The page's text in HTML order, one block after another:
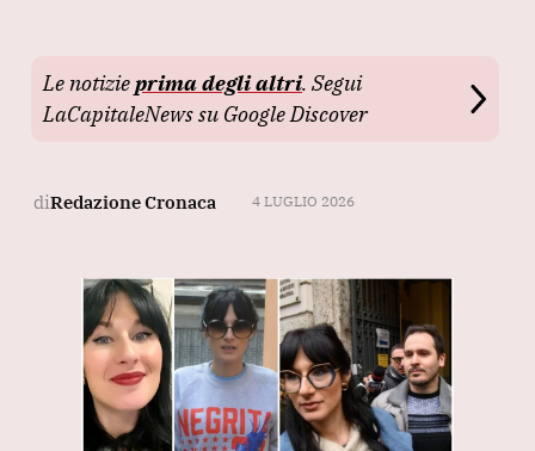
Le notizieprima degli altri. Segui
LaCapitaleNews su Google Discover
diRedazione Cronaca 4 LUGLIO 2026